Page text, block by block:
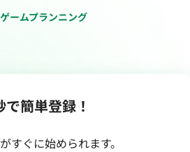
ゲームプランニング
で簡単登録！
すぐに始められます。